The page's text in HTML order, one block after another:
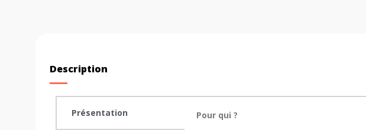
Description
Présentation
Pour qui ?